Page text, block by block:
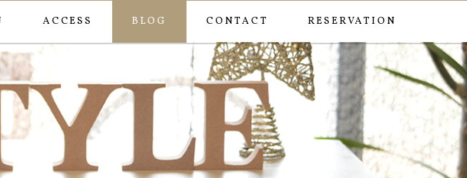
ACCESS BLOG CONTACT RESERVATION
オン